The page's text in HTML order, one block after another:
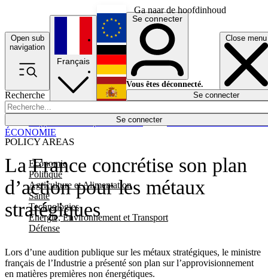
Ga naar de hoofdinhoud
Open sub
navigation
Close menu
Recherche
Se connecter
POLICY AREAS
Economie
Politique
Agriculture et Alimentation
Santé
Technologies
Energie, Environnement et Transport
Défense
Économie
Français
English
Deutsch
Español
Se connecter
Vous êtes déconnecté.
Se connecter
La France concrétise son plan
d’action pour les métaux
stratégiques
Lors d’une audition publique sur les métaux stratégiques, le ministre
français de l’Industrie a présenté son plan sur l’approvisionnement
en matières premières non énergétiques.
ÉCONOMIE